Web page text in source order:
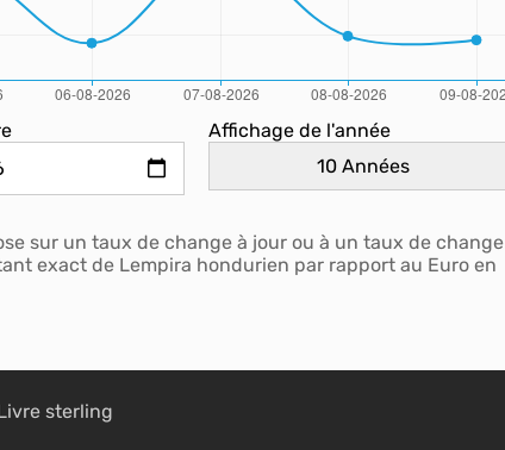
Affichage de l'année
sur un taux de change à jour ou à un taux de change
exact de Lempira hondurien par rapport au Euro en
sterling